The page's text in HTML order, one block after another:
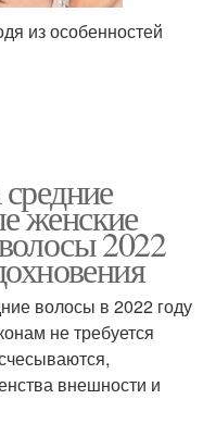
из особенностей
женские
2022
волосы в 2022 году
не требуется
внешности и